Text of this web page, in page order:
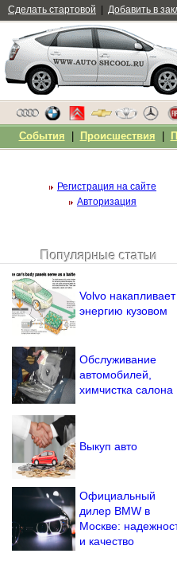
Регистрация на сайте
Авторизация
Напомнить пароль?
Популярные статьи
Volvo накапливает
энергию кузовом
Обслуживание
автомобилей,
химчистка салона
Выкуп авто
Официальный
дилер BMW в
Москве:
и качество
Сделать стартовой Добавить в
События Происшествия